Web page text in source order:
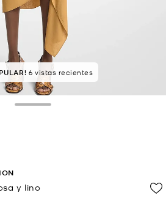
6 vistas recientes
y lino